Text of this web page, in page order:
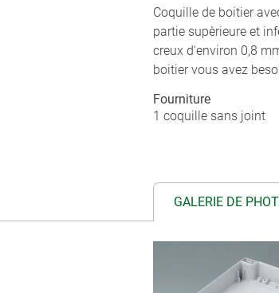
Coquille de boitier
partie supèrieure et
creux d'environ 0,8
boitier vous avez
Fourniture
1 coquille sans joint
GALERIE DE